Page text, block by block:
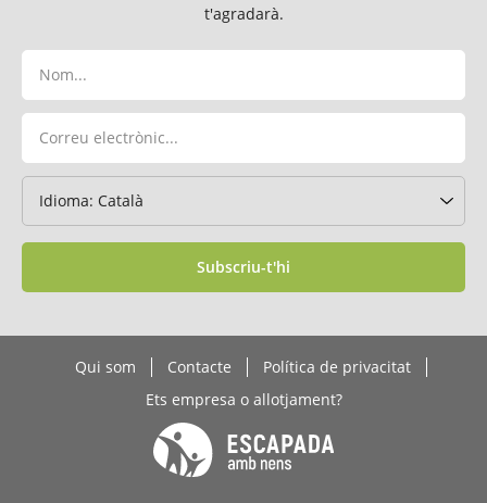
t'agradarà.
Subscriu-t'hi
Qui som Contacte
Política de privacitat
Ets empresa o allotjament?